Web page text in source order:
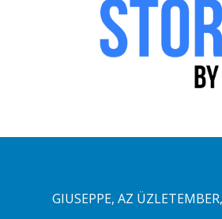
GIUSEPPE, AZ